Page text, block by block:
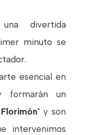
divertida
minuto se
esencial en
un
" y son
intervenimos